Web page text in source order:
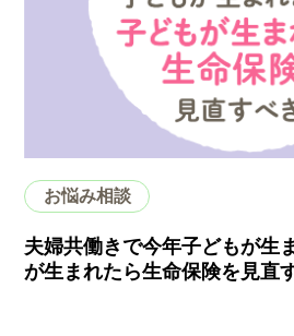
お悩み相談
夫婦共働きで今年子どもが生
が生まれたら生命保険を見直